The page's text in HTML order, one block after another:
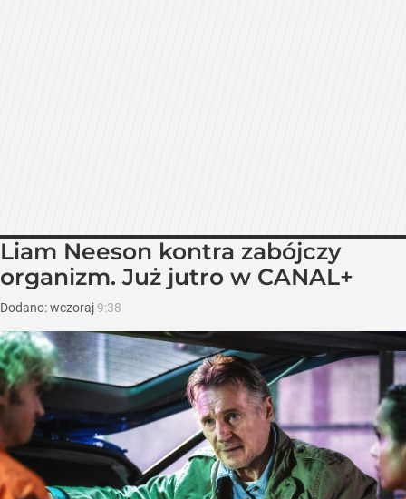
Liam Neeson kontra zabójczy
organizm. Już jutro w CANAL+
Dodano:wczoraj 9:38